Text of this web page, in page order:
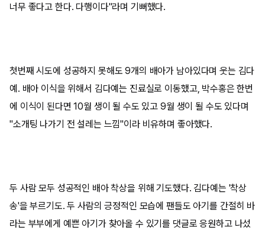
너무 좋다고 한다. 다행이다"라며 기뻐했다.
첫번째 시도에 성공하지 못해도 9개의 배아가 남아있다며 웃는 김다
예. 배아 이식을 위해서 김다예는 진료실로 이동했고, 박수홍은 한번
에 이식이 된다면 10월 생이 될 수도 있고 9월 생이 될 수도 있다며
"소개팅 나가기 전 설레는 느낌"이라 비유하며 좋아했다.
두 사람 모두 성공적인 배아 착상을 위해 기도했다. 김다예는 '착상
송'을 부르기도. 두 사람의 긍정적인 모습에 팬들도 아기를 간절히 바
라는 부부에게 예쁜 아기가 찾아올 수 있기를 댓글로 응원하고 나섰